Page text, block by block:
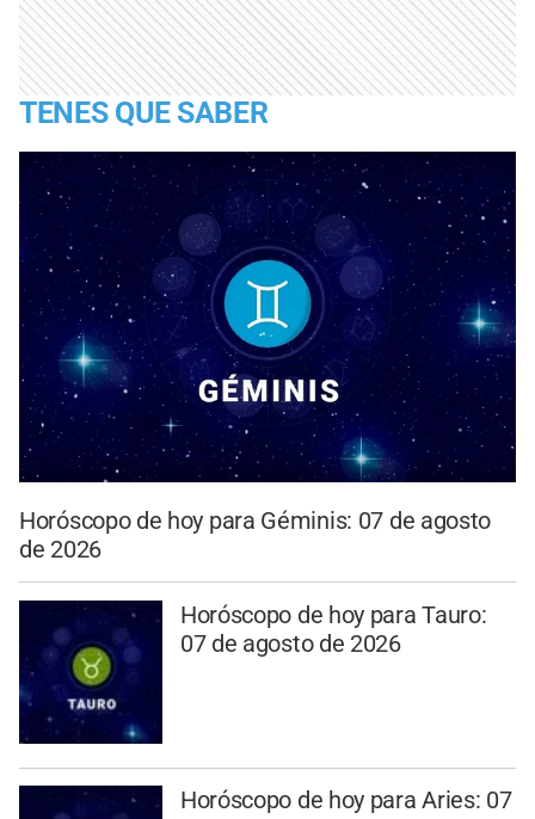
TENES QUE SABER
Horóscopo de hoy para Géminis: 07 de agosto
de 2026
Horóscopo de hoy para Tauro:
07 de agosto de 2026
Horóscopo de hoy para Aries: 07